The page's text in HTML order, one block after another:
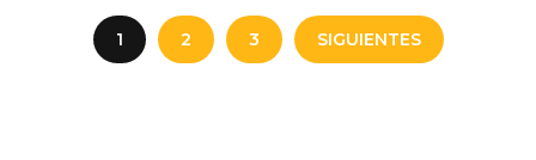
1 2 3 SIGUIENTES